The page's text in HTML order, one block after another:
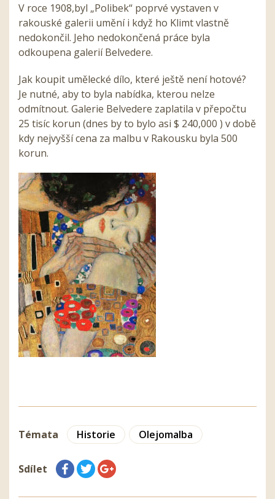
V roce 1908,byl „Polibek“ poprvé vystaven v
rakouské galerii umění i když ho Klimt vlastně
nedokončil. Jeho nedokončená práce byla
odkoupena galerií Belvedere.
Jak koupit umělecké dílo, které ještě není hotové?
Je nutné, aby to byla nabídka, kterou nelze
odmítnout. Galerie Belvedere zaplatila v přepočtu
25 tisíc korun (dnes by to bylo asi $ 240,000 ) v době
kdy nejvyšší cena za malbu v Rakousku byla 500
korun.
Témata Historie Olejomalba
Sdílet